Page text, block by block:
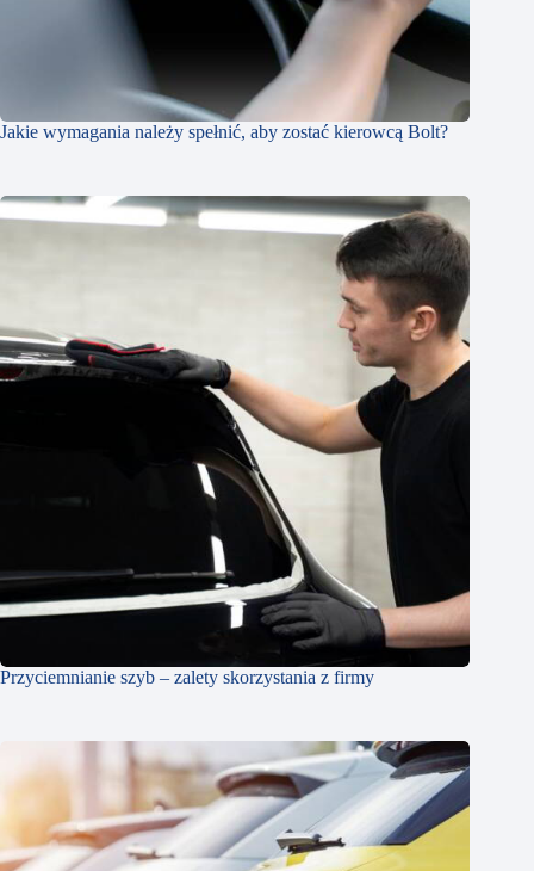
Jakie wymagania należy spełnić, aby zostać kierowcą Bolt?
​Przyciemnianie szyb – zalety skorzystania z firmy